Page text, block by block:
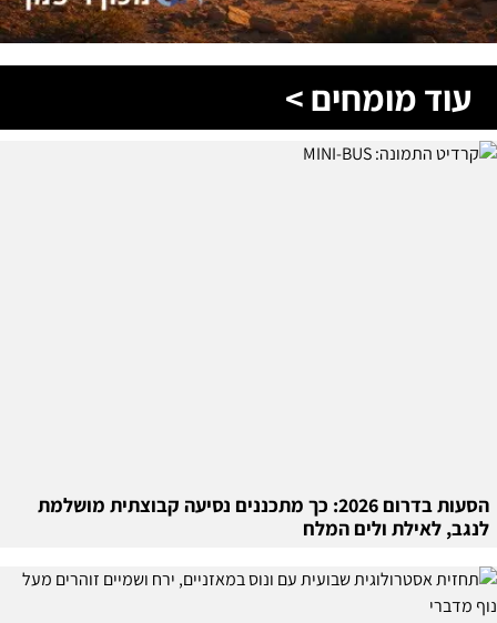
עוד מומחים >
הסעות בדרום 2026: כך מתכננים נסיעה קבוצתית מושלמת
לנגב, לאילת ולים המלח